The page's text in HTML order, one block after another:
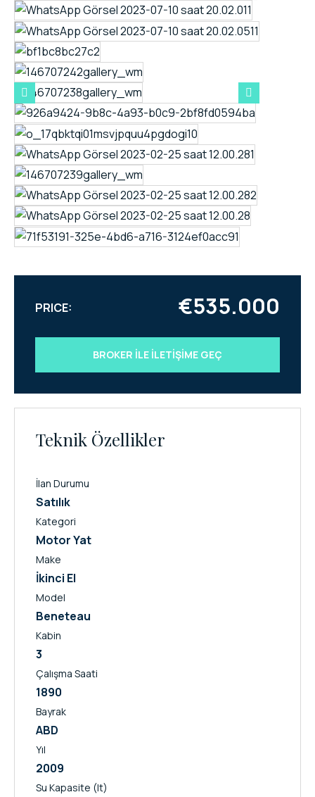
PRICE: €535.000
BROKER ILE İLETIŞIME GEÇ
Teknik Özellikler
İlan Durumu
Satılık
Kategori
Motor Yat
Make
İkinci El
Model
Beneteau
Kabin
3
Çalışma Saati
1890
Bayrak
ABD
Yıl
2009
Su Kapasite (lt)